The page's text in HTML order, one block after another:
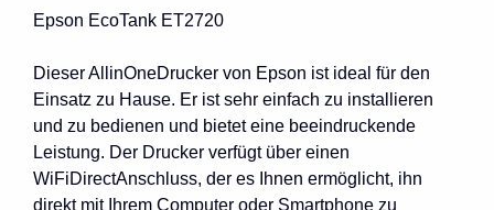
Epson EcoTank ET2720
Dieser AllinOneDrucker von Epson ist ideal für den
Einsatz zu Hause. Er ist sehr einfach zu installieren
und zu bedienen und bietet eine beeindruckende
Leistung. Der Drucker verfügt über einen
WiFiDirectAnschluss, der es Ihnen ermöglicht, ihn
direkt mit Ihrem Computer oder Smartphone zu